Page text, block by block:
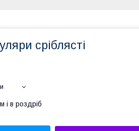
сріблясті
і в роздріб